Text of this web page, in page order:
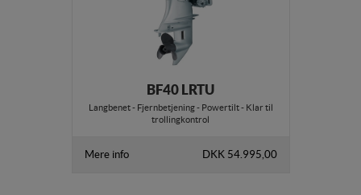
BF40 LRTU
Langbenet - Fjernbetjening - Powertilt - Klar til
trollingkontrol
Mere info DKK 54.995,00